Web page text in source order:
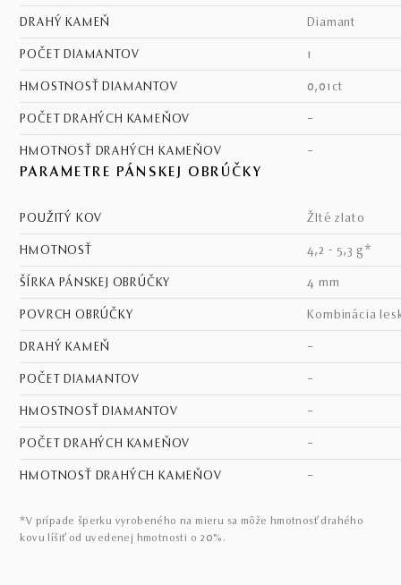
DRAHÝ KAMEŇ diamant
POČET DIAMANTOV 1
HMOSTNOSŤ DIAMANTOV 0,01ct
POČET DRAHÝCH KAMEŇOV –
HMOTNOSŤ DRAHÝCH KAMEŇOV –
PARAMETRE PÁNSKEJ OBRÚČKY
POUŽITÝ KOV žlté zlato
HMOTNOSŤ 4,2 - 5,3 g*
ŠÍRKA PÁNSKEJ OBRÚČKY 4 mm
POVRCH OBRÚČKY kombinácia
DRAHÝ KAMEŇ –
POČET DIAMANTOV –
HMOSTNOSŤ DIAMANTOV –
POČET DRAHÝCH KAMEŇOV –
HMOTNOSŤ DRAHÝCH KAMEŇOV –
*V prípade šperku vyrobeného na mieru sa môže hmotnosť drahého
kovu líšiť od uvedenej hmotnosti o 20%.